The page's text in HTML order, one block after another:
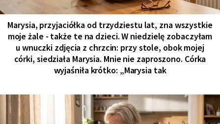
Marysia, przyjaciółka od trzydziestu lat, zna wszystkie
moje żale - także te na dzieci. W niedzielę zobaczyłam
u wnuczki zdjęcia z chrzcin: przy stole, obok mojej
córki, siedziała Marysia. Mnie nie zaproszono. Córka
wyjaśniła krótko: „Marysia tak